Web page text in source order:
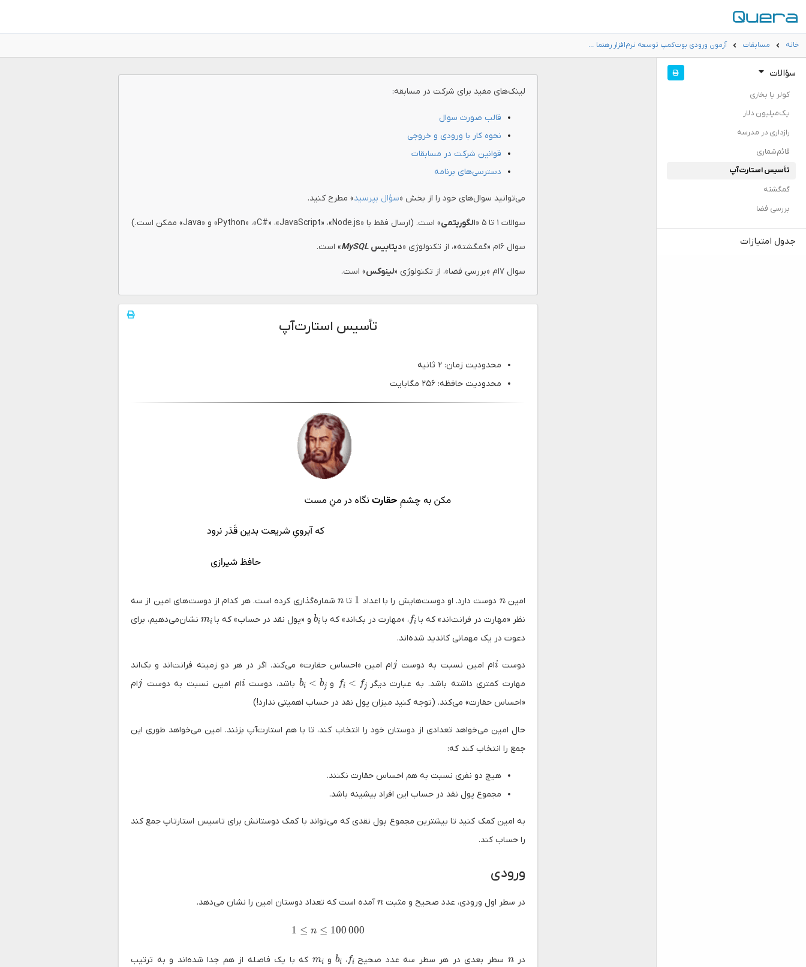
خانه مسابقات آزمون ورودی بوت‌کمپ توسعه نرم‌افزار رهنما …
سؤالات
کولر یا بخاری
یک‌میلیون دلار
رازداری در مدرسه
قائم‌شماری
تأسیس استارت‌آپ
گمگشته
بررسی فضا
جدول امتیازات
لینک‌های مفید برای شرکت در مسابقه:
قالب صورت سوال
نحوه کار با ورودی و خروجی
قوانین شرکت در مسابقات
دسترسی‌های برنامه
می‌توانید سوال‌های خود را از بخش «سؤال بپرسید» مطرح کنید.
سوالات ۱ تا ۵ « الگوریتمی» است. (ارسال فقط با «Python» ،«C#» ،«JavaScript» ،«Node.js» و «Java» ممکن است.)
سوال ۶ام «گمگشته»، از تکنولوژی « دیتابیس MySQL» است.
سوال ۷ام «بررسی فضا»، از تکنولوژی « لینوکس» است.
تأسیس استارت‌آپ
محدودیت زمان: ۲ ثانیه
محدودیت حافظه: ۲۵۶ مگابایت
امینn
n دوست دارد. او دوست‌هایش را با اعداد
1
1 تا
n
n شماره‌گذاری کرده است. هر کدام از دوست‌های امین از سه
نظر «مهارت در فرانت‌اند» که با
f_i
fi ، «مهارت در بک‌اند» که با
b_i
bi و «پول نقد در حساب» که با
m_i
mi
نشان‌می‌دهیم، برای
دعوت در یک مهمانی کاندید شده‌اند.
دوست i
iام امین نسبت به دوست jام امین «احساس حقارت» می‌کند. اگر در هر دو زمینه فرانت‌اند و بک‌اند
مهارت کمتری داشته باشد. به عبارت دیگر
f_i < f_j
fi < fj و
b_i < b_j
bi < bj باشد، دوست i
iام امین نسبت به دوست j
jام
«احساس حقارت» می‌کند. (توجه کنید میزان پول نقد در حساب اهمیتی ندارد!)
حال امین می‌خواهد تعدادی از دوستان خود را انتخاب کند، تا با هم استارت‌آپ بزنند. امین می‌خواهد طوری این
جمع را انتخاب کند که:
هیچ دو نفری نسبت به هم احساس حقارت نکنند.
مجموع پول نقد در حساب این افراد بیشینه باشد.
به امین کمک کنید تا بیشترین مجموع پول‌ نقدی که می‌تواند با کمک دوستانش برای تاسیس استارتاپ جمع کند
را حساب کند.
ورودی
در سطر اول ورودی، عدد صحیح و مثبت
n
nآمده است که تعداد دوستان امین را نشان می‌دهد.
1 \leq n \leq 100 \, 000
1 ≤ n ≤ 100000
درn
n سطر بعدی در هر سطر سه عدد صحیح
f_i
fi ،
b_i
bi و
m_i
mi
که با یک فاصله از هم جدا شده‌اند و به ترتیب